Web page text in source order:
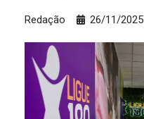
Redação 26/11/2025